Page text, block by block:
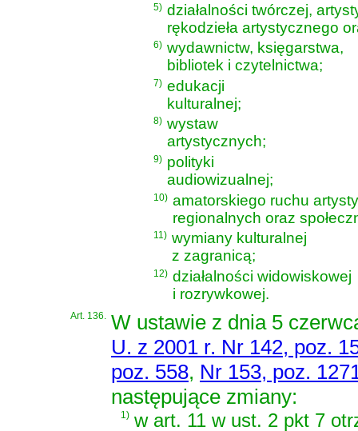
5) działalności twórczej,
rękodzieła artystycznego
6) wydawnictw, księgarstwa,
bibliotek i czytelnictwa;
7) edukacji
kulturalnej;
8) wystaw
artystycznych;
9) polityki
audiowizualnej;
10) amatorskiego ruchu
regionalnych oraz
11) wymiany kulturalnej
z zagranicą;
12) działalności widowiskowej
i rozrywkowej.
Art. 136. W ustawie z dnia 5
U. z 2001 r. Nr 142, poz.
poz. 558, Nr 153, poz.
następujące zmiany:
1) w art. 11 w ust. 2 pkt 7